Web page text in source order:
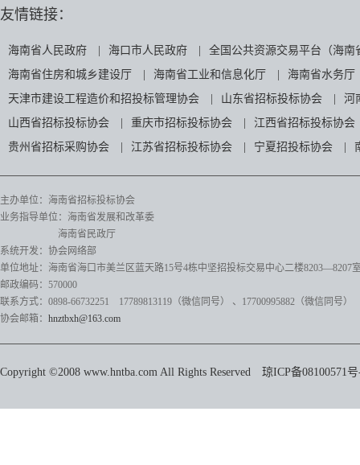
友情链接：
海南省人民政府 海口市人民政府
全国公共资源交易平台（海南
海南省住房和城乡建设厅
海南省工业和信息化厅
海南省水务厅
天津市建设工程造价和招投标管理协会
山东省招标投标协会
河
山西省招标投标协会
重庆市招标投标协会
江西省招标投标协会
贵州省招标采购协会
江苏省招标投标协会 宁夏招投标协会
主办单位：海南省招标投标协会
业务指导单位：海南省发展和改革委
海南省民政厅
系统开发：协会网络部
单位地址：海南省海口市美兰区蓝天路15号4栋中坚招投标交易中心二楼8203—8207
邮政编码：570000
联系方式：0898-66732251 17789813119（微信同号）
、17700995882 （微信同号）
协会邮箱： hnztbxh@163.com
Copyright ©2008 www.hntba.com All Rights Reserved 琼ICP备08100571